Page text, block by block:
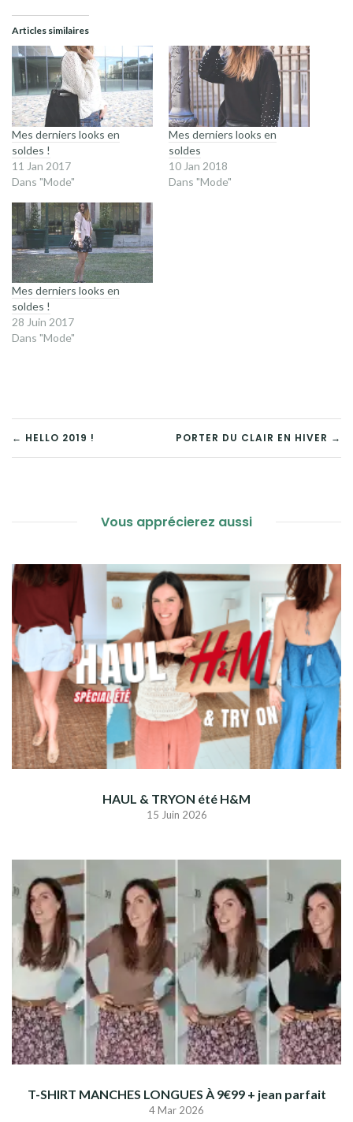
Articles similaires
Mes derniers looks en
soldes !
11 Jan 2017
Dans "Mode"
Mes derniers looks en
soldes
10 Jan 2018
Dans "Mode"
Mes derniers looks en
soldes !
28 Juin 2017
Dans "Mode"
NAVIGATION
← HELLO 2019 ! PORTER DU CLAIR EN HIVER →
Vous apprécierez aussi
HAUL & TRYON été H&M
15 Juin 2026
T-SHIRT MANCHES LONGUES À 9€99 + jean parfait
4 Mar 2026